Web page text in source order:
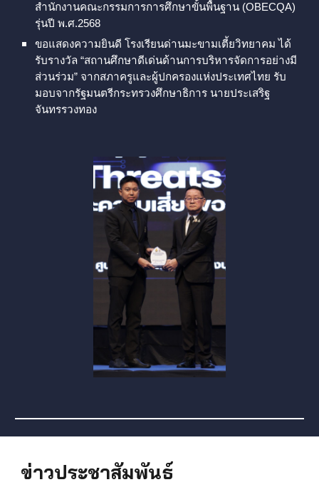
สำนักงานคณะกรรมการการศึกษาขั้นพื้นฐาน (OBECQA)
รุ่นปี พ.ศ.2568
ขอแสดงความยินดี โรงเรียนด่านมะขามเตี้ยวิทยาคม ได้
รับรางวัล “สถานศึกษาดีเด่นด้านการบริหารจัดการอย่างมี
ส่วนร่วม” จากสภาครูและผู้ปกครองแห่งประเทศไทย รับ
มอบจากรัฐมนตรีกระทรวงศึกษาธิการ นายประเสริฐ
จันทรรวงทอง
ข่าวประชาสัมพันธ์